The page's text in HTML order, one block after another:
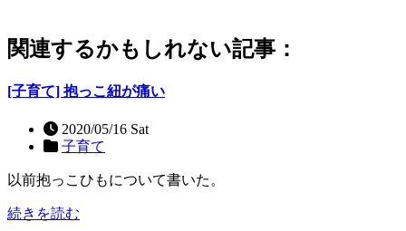
関連するかもしれない記事：
[子育て] 抱っこ紐が痛い
2020/05/16 Sat
子育て
以前抱っこひもについて書いた。
続きを読む